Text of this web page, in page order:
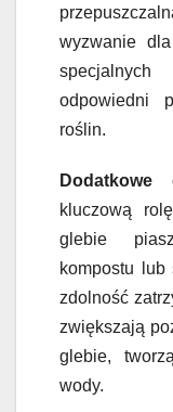
wyzwanie
odpowiedni
roślin.
Dodatkowe
kluczową
glebie
kompostu lub
zdolność
zwiększają
glebie,
wody.